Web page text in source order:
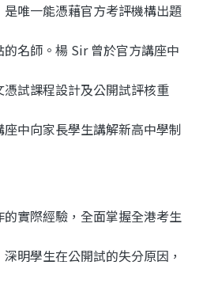
唯一能憑藉官方考評機構出題
名師。楊 Sir 曾於官方講座中
試課程設計及公開試評核重
中向家長學生講解新高中學制
實際經驗，全面掌握全港考生
明學生在公開試的失分原因，